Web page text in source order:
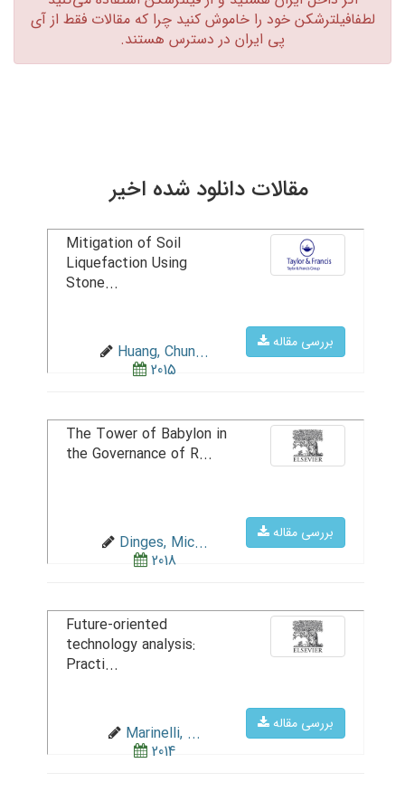
لطفافیلترشکن خود را خاموش کنید چرا که مقالات فقط از آی
پی ایران در دسترس هستند.‏
مقالات دانلود شده اخیر
بررسی مقاله
Mitigation of Soil
Liquefaction Using
Stone...
Huang, Chun...
2015
بررسی مقاله
The Tower of Babylon in
the Governance of R...
Dinges, Mic...
2018
بررسی مقاله
Future-oriented
technology analysis:
Practi...
Marinelli, ...
2014